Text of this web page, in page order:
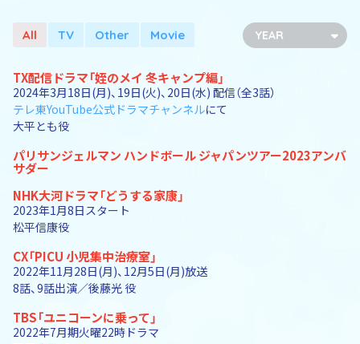
All TV Other Movie
TX配信ドラマ「姪のメイ 冬キャンプ編」
2024年3月18日(月)、19日(火)、20日(水) 配信（全3話）
テレ東YouTube公式ドラマチャンネルにて
大平とも役
パリサンジェルマン ハンドボール ジャパンツアー2023アンバ
サダー
NHK大河ドラマ「どうする家康」
2023年1月8日スタート
松平信康役
CX「PICU 小児集中治療室」
2022年11月28日(月)、12月5日(月)放送
8話、9話出演／後藤光 役
TBS「ユニコーンに乗って」
2022年7月期火曜22時ドラマ